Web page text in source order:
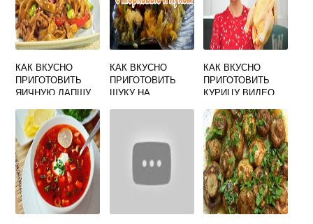
КАК ВКУСНО
ПРИГОТОВИТЬ
ЯИЧНУЮ ЛАПШУ
КАК ВКУСНО
ПРИГОТОВИТЬ
ЩУКУ НА
КАК ВКУСНО
ПРИГОТОВИТЬ
КУРИЦУ ВИДЕО